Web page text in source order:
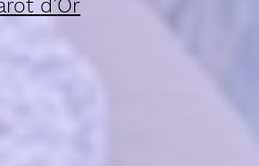
d’Or